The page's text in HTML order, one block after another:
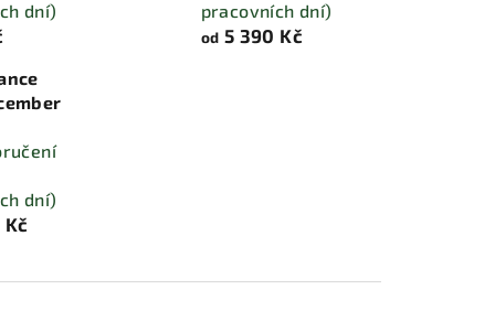
dní)
pracovních dní)
od 5 390 Kč
dní)